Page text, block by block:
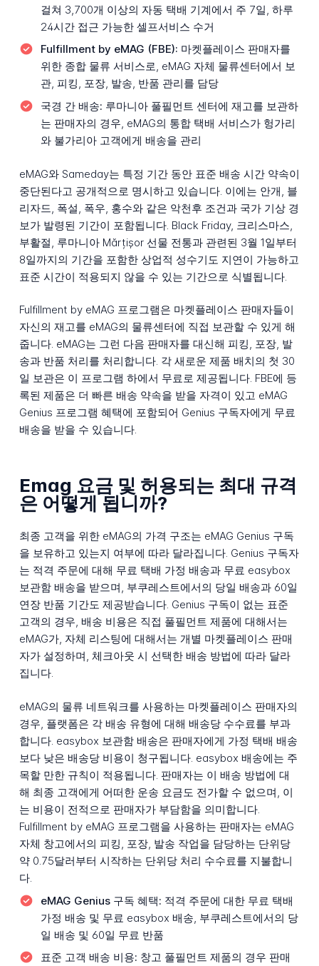
걸쳐 3,700개 이상의 자동 택배 기계에서 주 7일, 하루
24시간 접근 가능한 셀프서비스 수거
Fulfillment by eMAG (FBE): 마켓플레이스 판매자를
위한 종합 물류 서비스로, eMAG 자체 물류센터에서 보
관, 피킹, 포장, 발송, 반품 관리를 담당
국경 간 배송: 루마니아 풀필먼트 센터에 재고를 보관하
는 판매자의 경우, eMAG의 통합 택배 서비스가 헝가리
와 불가리아 고객에게 배송을 관리
eMAG와 Sameday는 특정 기간 동안 표준 배송 시간 약속이
중단된다고 공개적으로 명시하고 있습니다. 이에는 안개, 블
리자드, 폭설, 폭우, 홍수와 같은 악천후 조건과 국가 기상 경
보가 발령된 기간이 포함됩니다. Black Friday, 크리스마스,
부활절, 루마니아 Mărțișor 선물 전통과 관련된 3월 1일부터
8일까지의 기간을 포함한 상업적 성수기도 지연이 가능하고
표준 시간이 적용되지 않을 수 있는 기간으로 식별됩니다.
Fulfillment by eMAG 프로그램은 마켓플레이스 판매자들이
자신의 재고를 eMAG의 물류센터에 직접 보관할 수 있게 해
줍니다. eMAG는 그런 다음 판매자를 대신해 피킹, 포장, 발
송과 반품 처리를 처리합니다. 각 새로운 제품 배치의 첫 30
일 보관은 이 프로그램 하에서 무료로 제공됩니다. FBE에 등
록된 제품은 더 빠른 배송 약속을 받을 자격이 있고 eMAG
Genius 프로그램 혜택에 포함되어 Genius 구독자에게 무료
배송을 받을 수 있습니다.
Emag 요금 및 허용되는 최대 규격
은 어떻게 됩니까?
최종 고객을 위한 eMAG의 가격 구조는 eMAG Genius 구독
을 보유하고 있는지 여부에 따라 달라집니다. Genius 구독자
는 적격 주문에 대해 무료 택배 가정 배송과 무료 easybox
보관함 배송을 받으며, 부쿠레스트에서의 당일 배송과 60일
연장 반품 기간도 제공받습니다. Genius 구독이 없는 표준
고객의 경우, 배송 비용은 직접 풀필먼트 제품에 대해서는
eMAG가, 자체 리스팅에 대해서는 개별 마켓플레이스 판매
자가 설정하며, 체크아웃 시 선택한 배송 방법에 따라 달라
집니다.
eMAG의 물류 네트워크를 사용하는 마켓플레이스 판매자의
경우, 플랫폼은 각 배송 유형에 대해 배송당 수수료를 부과
합니다. easybox 보관함 배송은 판매자에게 가정 택배 배송
보다 낮은 배송당 비용이 청구됩니다. easybox 배송에는 주
목할 만한 규칙이 적용됩니다. 판매자는 이 배송 방법에 대
해 최종 고객에게 어떠한 운송 요금도 전가할 수 없으며, 이
는 비용이 전적으로 판매자가 부담함을 의미합니다.
Fulfillment by eMAG 프로그램을 사용하는 판매자는 eMAG
자체 창고에서의 피킹, 포장, 발송 작업을 담당하는 단위당
약 0.75달러부터 시작하는 단위당 처리 수수료를 지불합니
다.
eMAG Genius 구독 혜택: 적격 주문에 대한 무료 택배
가정 배송 및 무료 easybox 배송, 부쿠레스트에서의 당
일 배송 및 60일 무료 반품
표준 고객 배송 비용: 창고 풀필먼트 제품의 경우 판매